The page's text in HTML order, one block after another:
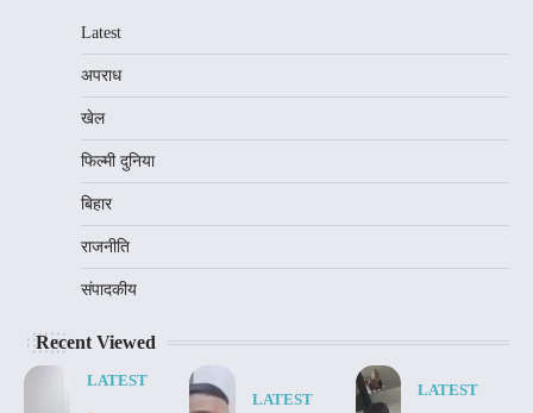
Latest
अपराध
खेल
फिल्मी दुनिया
बिहार
राजनीति
संपादकीय
Recent Viewed
LATEST
LATEST
LATEST